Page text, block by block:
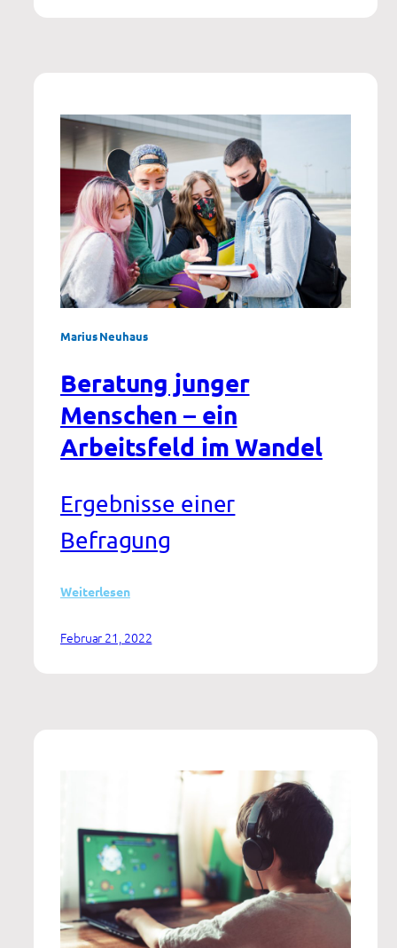
Marius Neuhaus
Beratung junger
Menschen – ein
Arbeitsfeld im Wandel
Ergebnisse einer
Befragung
Weiterlesen:
Menschen
Februar 21, 2022